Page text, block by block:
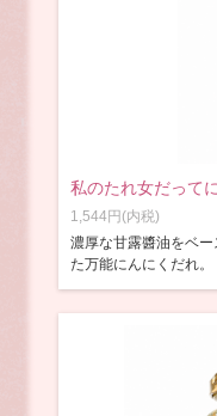
私のたれ女だって
1,544円(内税)
濃厚な甘露醬油をベ
た万能にんにくだれ。